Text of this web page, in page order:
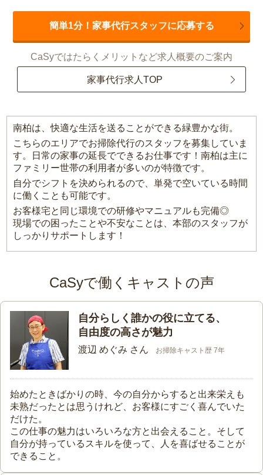
簡単1分！家事代行スタッフに応募する
CaSyではたらくメリットなど求人概要のご案内
家事代行求人TOP
南柏は、快適な生活を送ることができる緑豊かな街。
こちらのエリアでお掃除代行のスタッフを募集していま
す。日常の家事の延長でできるお仕事です！南柏は主に
ファミリー世帯の利用者が多いのが特徴です。
自分でシフトを決められるので、単発で空いている時間
に働くことも可能です。
お客様宅と同じ環境での研修やマニュアルも完備◎
現場での困ったことや不安なことは、本部のスタッフが
しっかりサポートします！
CaSyで働くキャストの声
自分らしく誰かの役に立てる、
自由度の高さが魅力
渡辺 めぐみ さん お掃除キャスト歴 7年
始めたときばかりの時、今の自分からすると出来栄えも
未熟だったとは思うけれど、お客様にすごく喜んでいた
だけた。
この仕事の魅力はいろいろな方と出会えること。そして
自分が持っているスキルを使って、人を喜ばせることが
できること。